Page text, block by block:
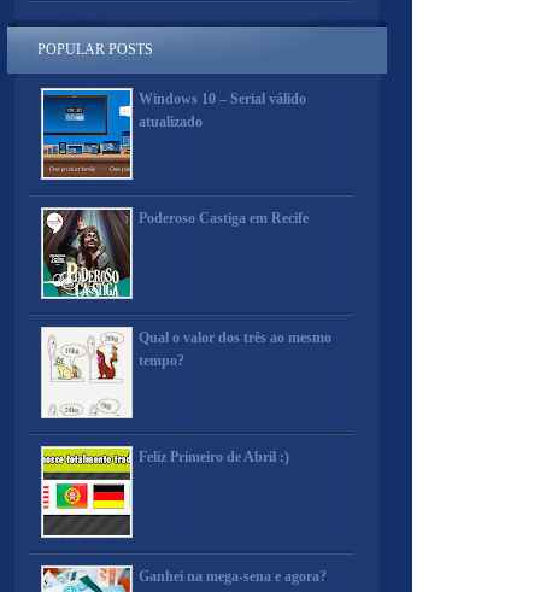
POPULAR POSTS
Windows 10 – Serial válido
atualizado
Poderoso Castiga em Recife
Qual o valor dos três ao mesmo
tempo?
Feliz Primeiro de Abril :)
Ganhei na mega-sena e agora?